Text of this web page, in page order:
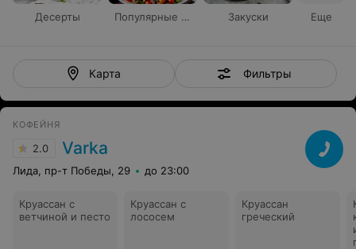
Десерты Популярные блюда Закуски Еще
Карта Фильтры
КОФЕЙНЯ
2.0 Varka
Лида, пр-т Победы, 29 до 23:00
Круассан с
ветчиной и песто
Круассан с
лососем
Круассан
греческий